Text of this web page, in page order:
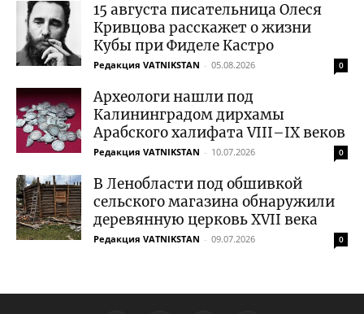
15 августа писательница Олеся
Кривцова расскажет о жизни
Кубы при Фиделе Кастро
Редакция VATNIKSTAN - 05.08.2026 0
Археологи нашли под
Калининградом дирхамы
Арабского халифата VIII–IX веков
Редакция VATNIKSTAN - 10.07.2026 0
В Ленобласти под обшивкой
сельского магазина обнаружили
деревянную церковь XVII века
Редакция VATNIKSTAN - 09.07.2026 0